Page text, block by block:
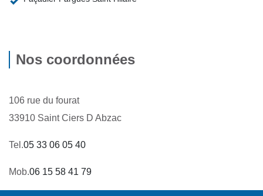
Nos coordonnées
106 rue du fourat
33910 Saint Ciers D Abzac
Tel.05 33 06 05 40
Mob.06 15 58 41 79